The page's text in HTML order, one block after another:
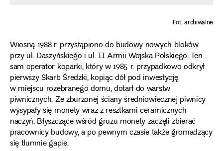
Fot. archiwalne
Wiosną 1988 r. przystąpiono do budowy nowych bloków
przy ul. Daszyńskiego i ul. II Armii Wojska Polskiego. Ten
sam operator koparki, który w 1985 r. przypadkowo odkrył
pierwszy Skarb Średzki, kopiąc dół pod inwestycję
w miejscu rozebranego domu, dotarł do warstw
piwnicznych. Ze zburzonej ściany średniowiecznej piwnicy
wysypały się monety wraz z resztkami ceramicznych
naczyń. Błyszczące wśród gruzu monety zaczęli zbierać
pracownicy budowy, a po pewnym czasie także gromadzący
się tłumnie gapie.